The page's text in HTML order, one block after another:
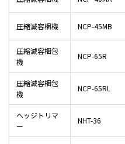
圧縮減容梱機 NCP-45MB
圧縮減容梱包
機
NCP-65R
圧縮減容梱包
機
NCP-65RL
ヘッジトリマ
ー
NHT-36